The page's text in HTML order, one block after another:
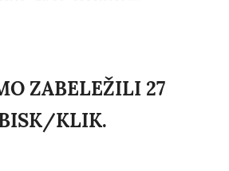
ZABELEŽILI 27
KLIK.